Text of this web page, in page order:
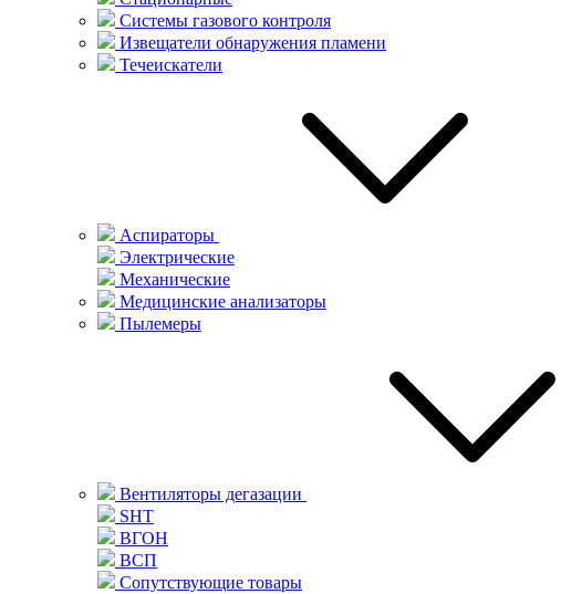
Системы газового контроля
Извещатели обнаружения пламени
Течеискатели
Аспираторы
Электрические
Механические
Медицинские анализаторы
Пылемеры
Вентиляторы дегазации
SHT
ВГОН
ВСП
Сопутствующие товары